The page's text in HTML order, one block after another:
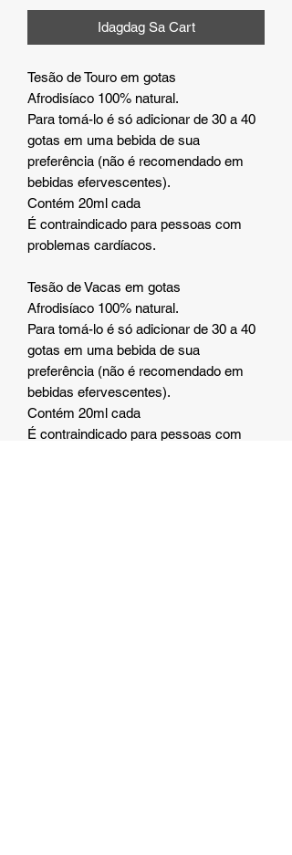
Idagdag Sa Cart
Tesão de Touro em gotas
Afrodisíaco 100% natural.
Para tomá-lo é só adicionar de 30 a 40
gotas em uma bebida de sua
preferência (não é recomendado em
bebidas efervescentes).
Contém 20ml cada
É contraindicado para pessoas com
problemas cardíacos.
Tesão de Vacas em gotas
Afrodisíaco 100% natural.
Para tomá-lo é só adicionar de 30 a 40
gotas em uma bebida de sua
preferência (não é recomendado em
bebidas efervescentes).
Contém 20ml cada
É contraindicado para pessoas com